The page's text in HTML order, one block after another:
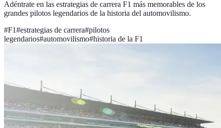
Adéntrate en las estrategias de carrera F1 más memorables de los
grandes pilotos legendarios de la historia del automovilismo.
#F1#estrategias de carrera#pilotos
legendarios#automovilismo#historia de la F1